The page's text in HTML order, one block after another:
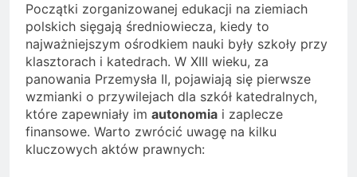
Początki zorganizowanej edukacji na ziemiach
polskich sięgają średniowiecza, kiedy to
najważniejszym ośrodkiem nauki były szkoły przy
klasztorach i katedrach. W XIII wieku, za
panowania Przemysła II, pojawiają się pierwsze
wzmianki o przywilejach dla szkół katedralnych,
które zapewniały im autonomia i zaplecze
finansowe. Warto zwrócić uwagę na kilku
kluczowych aktów prawnych: